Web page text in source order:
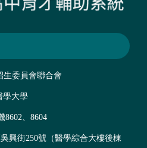
生委員會聯合會
學大學
8602、8604
興街250號（醫學綜合大樓後棟